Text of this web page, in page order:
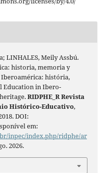
LINHALES, Meily Assbú.
historia, memoria y
história,
Education in Ibero-
RIDPHE_R Revista
Histórico-Educativo,
DOI:
em:
inpec/index.php/ridphe/ar
2026.